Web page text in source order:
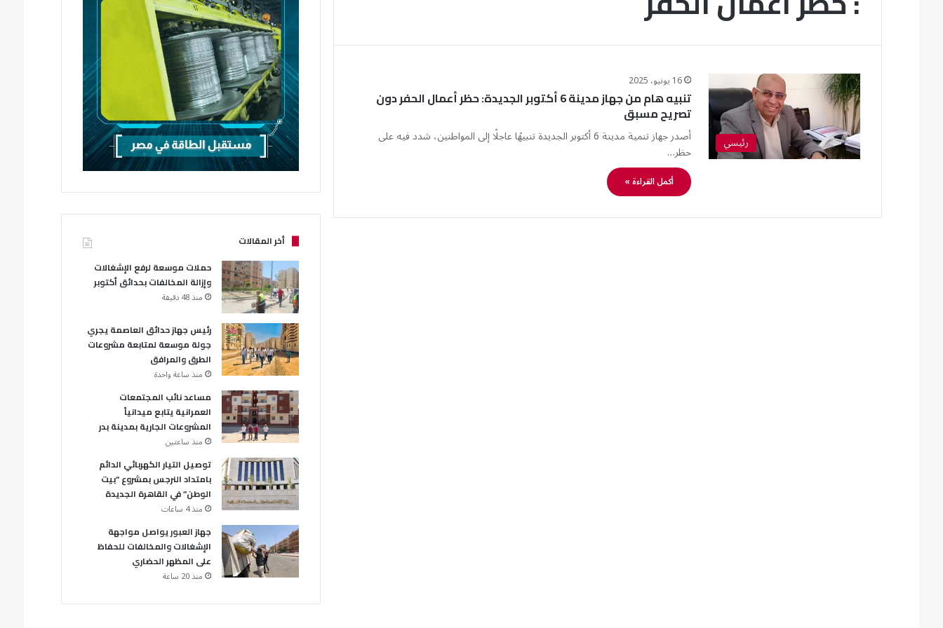
رئيسي
16 يونيو، 2025
تنبيه هام من جهاز مدينة 6 أكتوبر الجديدة: حظر أعمال الحفر دون
تصريح مسبق
أصدر جهاز تنمية مدينة 6 أكتوبر الجديدة تنبيهًا عاجلًا إلى المواطنين، شدد فيه على
حظر…
أكمل القراءة »
أخر المقالات
حملات موسعة لرفع الإشغالات
وإزالة المخالفات بحدائق أكتوبر
منذ 48 دقيقة
رئيس جهاز حدائق العاصمة يجري
جولة موسعة لمتابعة مشروعات
الطرق والمرافق
منذ ساعة واحدة
مساعد نائب المجتمعات
العمرانية يتابع ميدانياً
المشروعات الجارية بمدينة بدر
منذ ساعتين
توصيل التيار الكهربائي الدائم
بامتداد النرجس بمشروع “بيت
الوطن” في القاهرة الجديدة
منذ 4 ساعات
جهاز العبور يواصل مواجهة
الإشغالات والمخالفات للحفاظ
على المظهر الحضاري
منذ 20 ساعة